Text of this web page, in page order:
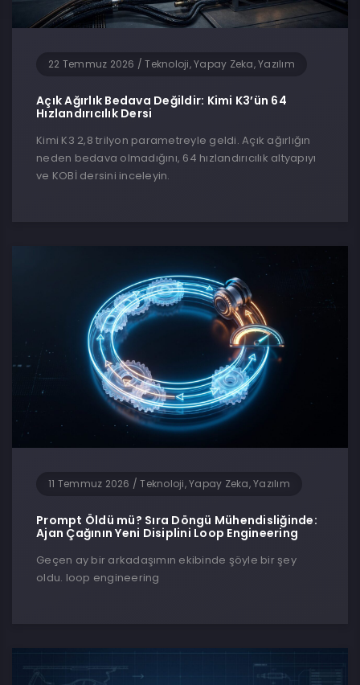
22 Temmuz 2026 /Teknoloji, Yapay Zeka, Yazılım
Açık Ağırlık Bedava Değildir: Kimi K3’ün 64
Hızlandırıcılık Dersi
Kimi K3 2,8 trilyon parametreyle geldi. Açık ağırlığın
neden bedava olmadığını, 64 hızlandırıcılık altyapıyı
ve KOBİ dersini inceleyin.
11 Temmuz 2026 /Teknoloji, Yapay Zeka, Yazılım
Prompt Öldü mü? Sıra Döngü Mühendisliğinde:
Ajan Çağının Yeni Disiplini Loop Engineering
Geçen ay bir arkadaşımın ekibinde şöyle bir şey
oldu. loop engineering